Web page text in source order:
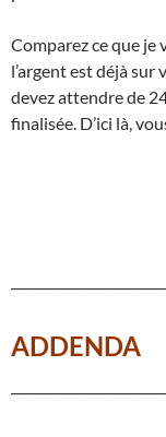
Comparez ce que je
l’argent est déjà sur
devez attendre de
finalisée. D’ici là,
ADDENDA